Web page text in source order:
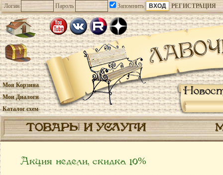
Логин Пароль Запомнить РЕГИСТРАЦИЯ
Моя Корзина
Мои Диалоги
Каталог схем
ТОВАРЫ И УСЛУГИ
Акция недели, скидка 10%